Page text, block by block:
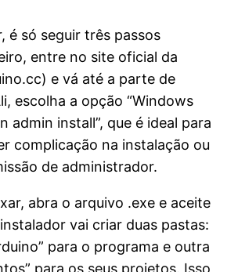
é só seguir três passos
entre no site oficial da
e vá até a parte de
escolha a opção “Windows
admin install”, que é ideal para
complicação na instalação ou
de administrador.
abra o arquivo .exe e aceite
vai criar duas pastas:
para o programa e outra
para os seus projetos. Isso